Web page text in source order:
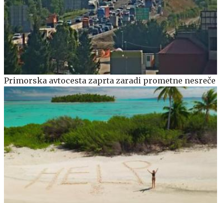
Primorska avtocesta zaprta zaradi prometne nesreče